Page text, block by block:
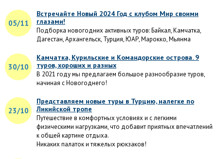
05/11
Встречайте Новый 2024 Год с клубом Мир своими
глазами!
Подборка новогодних активных туров: Байкал, Камчатка,
Дагестан, Архангельск, Турция, ЮАР, Марокко, Мьянма
30/10
Камчатка, Курильские и Командорские острова. 9
туров, хороших и разных
В 2021 году мы предлагаем большое разнообразие туров,
начиная с Новогоднего!
23/10
Представляем новые туры в Турцию, налегке по
Ликийской тропе
Путешествие в комфортных условиях и с легкими
физическими нагрузками, что добавит приятных впечатлений
к общей картине отдыха.
Никаких палаток и тяжелых рюкзаков!